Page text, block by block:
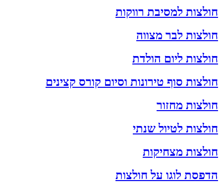
חולצות למסיבת רווקות
חולצות לבר מצווה
חולצות ליום הולדת
חולצות סוף טירונות וסיום קורס קצינים
חולצות מחזור
חולצות לטיול שנתי
חולצות מצחיקות
הדפסת לוגו על חולצות